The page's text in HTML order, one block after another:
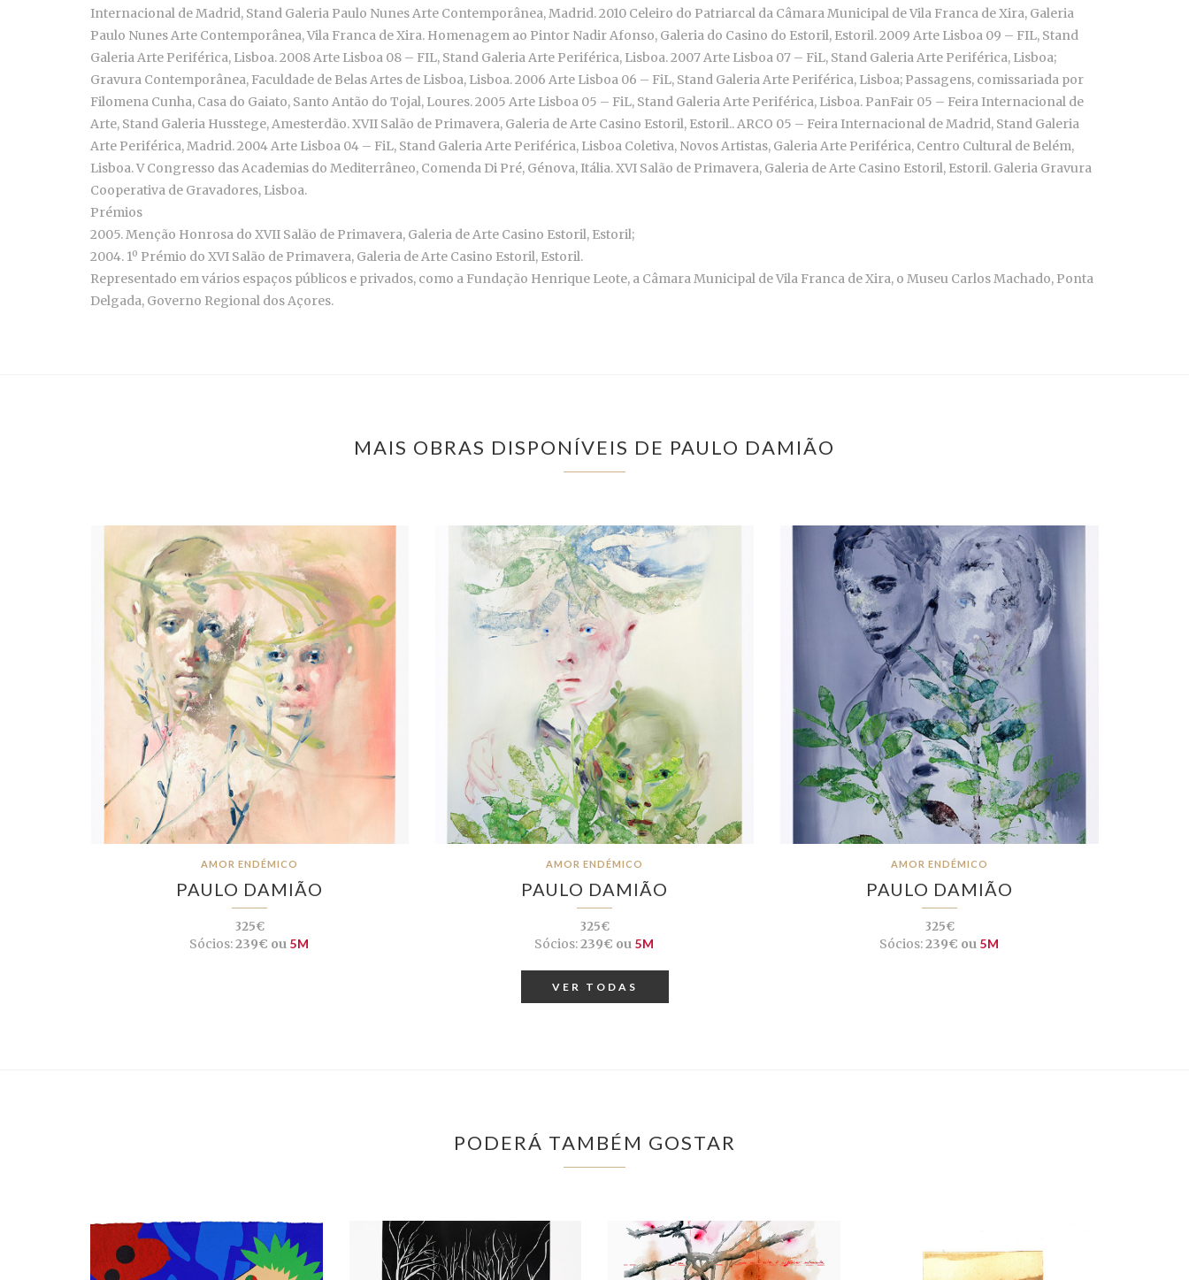
Internacional de Madrid, Stand Galeria Paulo Nunes Arte Contemporânea, Madrid. 2010 Celeiro do Patriarcal da Câmara Municipal de Vila Franca de Xira, Galeria
Paulo Nunes Arte Contemporânea, Vila Franca de Xira. Homenagem ao Pintor Nadir Afonso, Galeria do Casino do Estoril, Estoril. 2009 Arte Lisboa 09 – FIL, Stand
Galeria Arte Periférica, Lisboa. 2008 Arte Lisboa 08 – FIL, Stand Galeria Arte Periférica, Lisboa. 2007 Arte Lisboa 07 – FiL, Stand Galeria Arte Periférica, Lisboa;
Gravura Contemporânea, Faculdade de Belas Artes de Lisboa, Lisboa. 2006 Arte Lisboa 06 – FiL, Stand Galeria Arte Periférica, Lisboa; Passagens, comissariada por
Filomena Cunha, Casa do Gaiato, Santo Antão do Tojal, Loures. 2005 Arte Lisboa 05 – FiL, Stand Galeria Arte Periférica, Lisboa. PanFair 05 – Feira Internacional de
Arte, Stand Galeria Husstege, Amesterdão. XVII Salão de Primavera, Galeria de Arte Casino Estoril, Estoril.. ARCO 05 – Feira Internacional de Madrid, Stand Galeria
Arte Periférica, Madrid. 2004 Arte Lisboa 04 – FiL, Stand Galeria Arte Periférica, Lisboa Coletiva, Novos Artistas, Galeria Arte Periférica, Centro Cultural de Belém,
Lisboa. V Congresso das Academias do Mediterrâneo, Comenda Di Pré, Génova, Itália. XVI Salão de Primavera, Galeria de Arte Casino Estoril, Estoril. Galeria Gravura
Cooperativa de Gravadores, Lisboa.
Prémios
2005. Menção Honrosa do XVII Salão de Primavera, Galeria de Arte Casino Estoril, Estoril;
2004. 1º Prémio do XVI Salão de Primavera, Galeria de Arte Casino Estoril, Estoril.
Representado em vários espaços públicos e privados, como a Fundação Henrique Leote, a Câmara Municipal de Vila Franca de Xira, o Museu Carlos Machado, Ponta
Delgada, Governo Regional dos Açores.
MAIS OBRAS DISPONÍVEIS DE PAULO DAMIÃO
AMOR ENDÉMICO
PAULO DAMIÃO
325€
Sócios:239€ ou 5M
AMOR ENDÉMICO
PAULO DAMIÃO
325€
Sócios:239€ ou 5M
AMOR ENDÉMICO
PAULO DAMIÃO
325€
Sócios:239€ ou 5M
VER TODAS
PODERÁ TAMBÉM GOSTAR